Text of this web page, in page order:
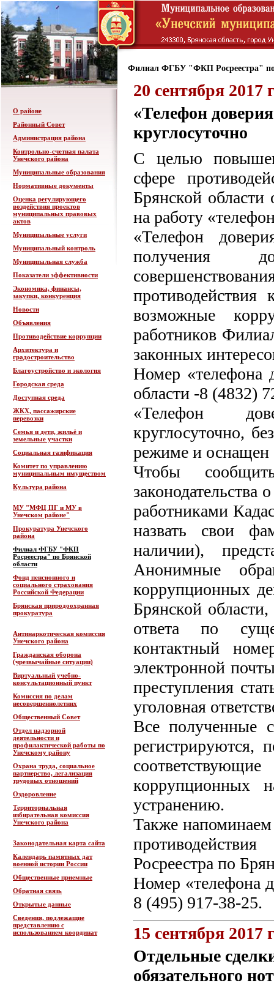
О районе
Районный Совет
Администрация района
Контрольно-счетная палата
Унечского района
Муниципальные образования
Нормативные документы
Оценка регулирующего
воздействия проектов
муниципальных правовых
актов
Муниципальные услуги
Муниципальный контроль
Муниципальная служба
Показатели эффективности
Экономика, финансы,
закупки, конкуренция
Новости
Объявления
Противодействие коррупции
Архитектура и
градостроительство
Благоустройство и экология
Городская среда
Доступная среда
ЖКХ, пассажирские
перевозки
Семья и дети, жильё и
земельные участки
Социальная газификация
Комитет по управлению
муниципальным имуществом
Культура района
МУ "МФЦ ПГ и МУ в
Унечском районе"
Прокуратура Унечского
района
Филиал ФГБУ "ФКП
Росреестра" по Брянской
области
Фонд пенсионного и
социального страхования
Российской Федерации
Брянская природоохранная
прокуратура
Антинаркотическая комиссия
Унечского района
Гражданская оборона
(чрезвычайные ситуации)
Виртуальный учебно-
консультационный пункт
Комиссия по делам
несовершеннолетних
Общественный Совет
Отдел надзорной
деятельности и
профилактической работы по
Унечскому району
Охрана труда, социальное
партнерство, легализация
трудовых отношений
Оздоровление
Территориальная
избирательная комиссия
Унечского района
Законодательная карта сайта
Календарь памятных дат
военной истории России
Общественные приемные
Обратная связь
Открытые данные
Сведения, подлежащие
представлению с
использованием координат
Филиал ФГБУ "ФКП Росреестра" по
20 сентября 2017
«Телефон
круглосуточно
С целью
сфере
Брянской
на работу
«Телефон
получения
противодействия
возможные
работников
законных
Номер «телефона
области -8 (4832)
«Телефон
круглосуточно,
режиме и оснащен
Чтобы
работниками
назвать свои
наличии),
Анонимные
коррупционных
Брянской
ответа по
контактный
электронной
преступления
уголовная
Все полученные
регистрируются,
коррупционных
устранению.
Также
Росреестра по
Номер «телефона
8 (495) 917-38-25.
15 сентября 2017
Отдельные
обязательного